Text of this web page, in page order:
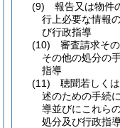
(9)
報告又は物件
行上必要な情報
び行政指導
(10)
審査請求そ
その他の処分の
指導
(11)
聴聞若しく
述のための手続
導並びにこれら
処分及び行政指